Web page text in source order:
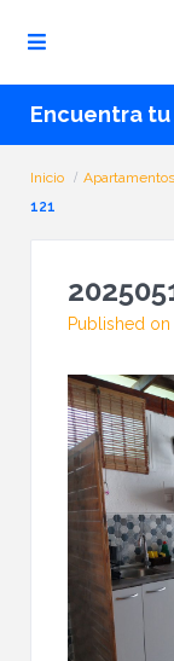
Encuentra
Inicio
121
Published on